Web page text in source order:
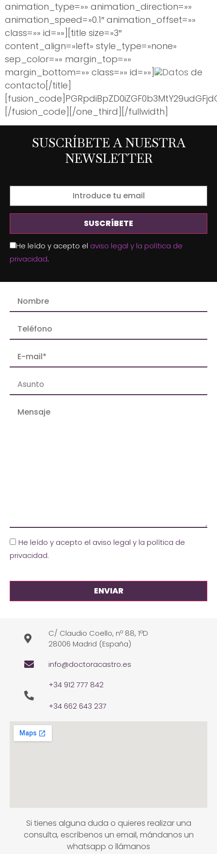
animation_type=»» animation_direction=»»
animation_speed=»0.1″ animation_offset=»»
class=»» id=»»][title size=»3″
content_align=»left» style_type=»none»
sep_color=»» margin_top=»»
margin_bottom=»» class=»» id=»»]
Datos de
contacto[/title]
[/fusion_code][/one_third][/fullwidth]
SUSCRÍBETE A NUESTRA
NEWSLETTER
He leído y acepto el aviso legal y la política de
privacidad.
He leído y acepto el aviso legal y la política de
privacidad.
Si tienes alguna duda o quieres realizar una
consulta, escríbenos un email, mándanos un
whatsapp o llámanos
C/ Claudio Coello, nº 88, 1ºD
28006 Madrid (España)
info@doctoracastro.es
+34 912 777 842
+34 662 643 237